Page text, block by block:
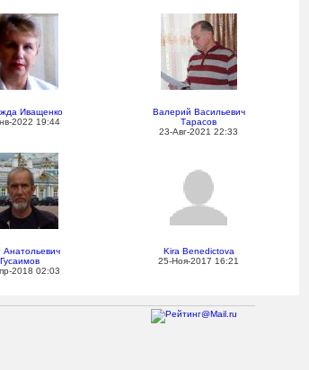
Иващенко
2022 19:44
Валерий Васильевич
Тарасов
23-Авг-2021 22:33
Анатольевич
Гусаимов
2018 02:03
Kira Benedictova
25-Ноя-2017 16:21